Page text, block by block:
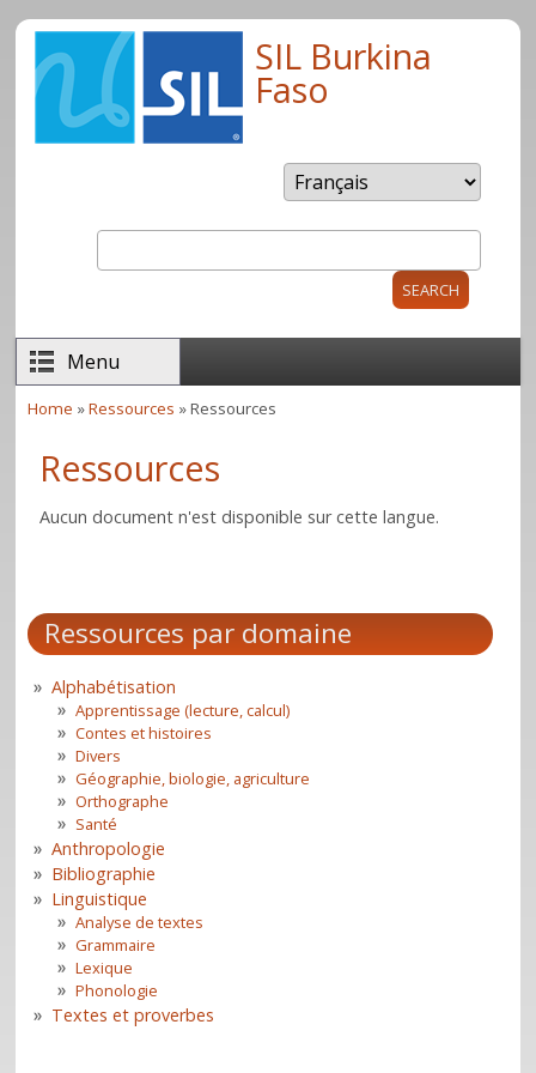
Skip to main content SIL Burkina
Faso
Search form
Menu
Home »Ressources » Ressources
Ressources
Aucun document n'est disponible sur cette langue.
Ressources par domaine
Alphabétisation
Apprentissage (lecture, calcul)
Contes et histoires
Divers
Géographie, biologie, agriculture
Orthographe
Santé
Anthropologie
Bibliographie
Linguistique
Analyse de textes
Grammaire
Lexique
Phonologie
Textes et proverbes